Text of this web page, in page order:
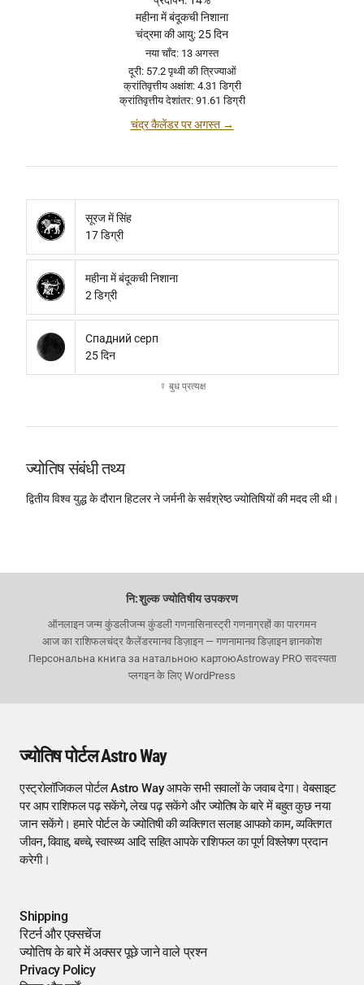
महीना में बंदूकची निशाना
चंद्रमा की आयु: 25 दिन
नया चाँद: 13 अगस्त
दूरी: 57.2 पृथ्वी की त्रिज्याओं
क्रांतिवृत्तीय अक्षांश: 4.31 डिग्री
क्रांतिवृत्तीय देशांतर: 91.61 डिग्री
चंद्र कैलेंडर पर अगस्त →
सूरज में सिंह
17 डिग्री
महीना में बंदूकची निशाना
2 डिग्री
Спадний серп
25 दिन
☿ बुध प्रत्यक्ष
ज्योतिष संबंधी तथ्य
द्वितीय विश्व युद्ध के दौरान हिटलर ने जर्मनी के सर्वश्रेष्ठ ज्योतिषियों की मदद ली थी।
नि:शुल्क ज्योतिषीय उपकरण
ऑनलाइन जन्म कुंडलीजन्म कुंडली गणनासिनास्ट्री गणनाग्रहों का पारगमन
आज का राशिफलचंद्र कैलेंडरमानव डिज़ाइन — गणनामानव डिज़ाइन ज्ञानकोश
Персональна книга за натальною картоюAstroway PRO सदस्यता
प्लगइन के लिए WordPress
ज्योतिष पोर्टल Astro Way
एस्ट्रोलॉजिकल पोर्टल Astro Way आपके सभी सवालों के जवाब देगा। वेबसाइट
पर आप राशिफल पढ़ सकेंगे, लेख पढ़ सकेंगे और ज्योतिष के बारे में बहुत कुछ नया
जान सकेंगे। हमारे पोर्टल के ज्योतिषी की व्यक्तिगत सलाह आपको काम, व्यक्तिगत
जीवन, विवाह, बच्चे, स्वास्थ्य आदि सहित आपके राशिफल का पूर्ण विश्लेषण प्रदान
करेगी।
Shipping
रिटर्न और एक्सचेंज
ज्योतिष के बारे में अक्सर पूछे जाने वाले प्रश्न
Privacy Policy